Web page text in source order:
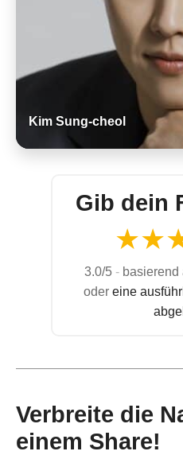
Kim Sung-cheol
Gib dein
★★
3.0/5 - basierend
oder eine
Verbreite die
einem Share!